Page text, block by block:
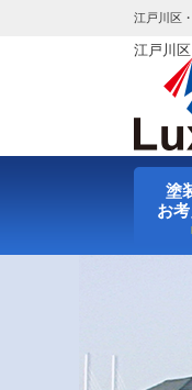
江戸川区
江戸川
塗
お